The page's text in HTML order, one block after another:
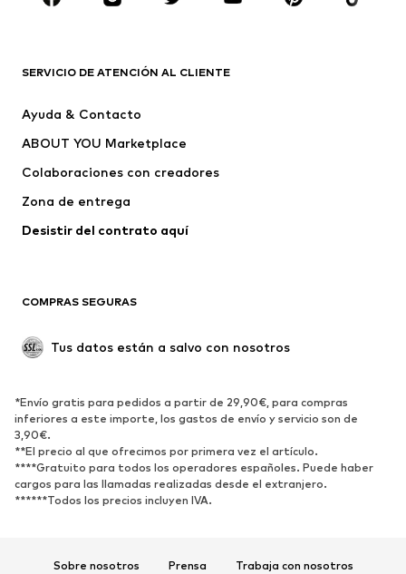
ROPA
Camisetas
Jeans
Pantalones
Ropa interior
Jerséis y cárdigans
Trajes y chaquetas
Ropa de baño
Nuevo
Tendencia
Zapatos bajos
Zapatos deportivos
Zapatos abiertos
DEPORTE
Ropa deportiva
Disciplinas deportivas
Complementos deportivos
SERVICIO DE ATENCIÓN AL CLIENTE
Ayuda & Contacto
ABOUT YOU Marketplace
Colaboraciones con creadores
Zona de entrega
Desistir del contrato aquí
COMPRAS SEGURAS
Tus datos están a salvo con nosotros
*Envío gratis para pedidos a partir de 29,90€, para compras
inferiores a este importe, los gastos de envío y servicio son de
3,90€.
**El precio al que ofrecimos por primera vez el artículo.
****Gratuito para todos los operadores españoles. Puede haber
cargos para las llamadas realizadas desde el extranjero.
******Todos los precios incluyen IVA.
Sobre nosotros Prensa
Trabaja con nosotros